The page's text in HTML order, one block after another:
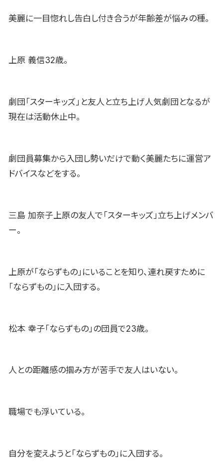
美麗に一目惚れし告白し付き合うが年齢差が悩みの種。
上原 義信32歳。
劇団「スターキッズ」と友人と立ち上げ人気劇団となるが
現在は活動休止中。
劇団員募集から入団し勢いだけで動く美麗たちに運営ア
ドバイスなどをする。
三島 加奈子上原の友人で「スターキッズ」立ち上げメンバ
ー。
上原が「ならずもの」にいることを知り、連れ戻すために
「ならずもの」に入団する。
松本 幸子「ならずもの」の団員で23歳。
人との距離感の掴み方が苦手で友人はいない。
職場でも浮いている。
自分を変えようと「ならずもの」に入団する。